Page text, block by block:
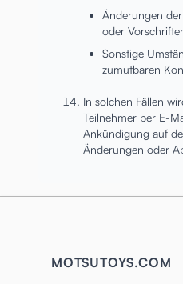
Änderungen
oder
Sonstige
zumutbaren
In solchen Fällen
Teilnehmer per E-
Ankündigung auf
Änderungen oder
MOTSUTOYS.COM